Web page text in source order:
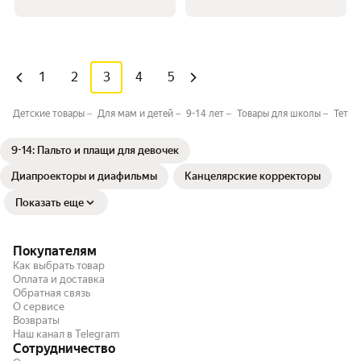
1 2 3 4 5
Детские товары Для мам и детей 9-14 лет Товары для школы
9-14: Пальто и плащи для девочек
Диапроекторы и диафильмы Канцелярские корректоры
Показать еще
Покупателям
Как выбрать товар
Оплата и доставка
Обратная связь
О сервисе
Возвраты
Наш канал в Telegram
Сотрудничество